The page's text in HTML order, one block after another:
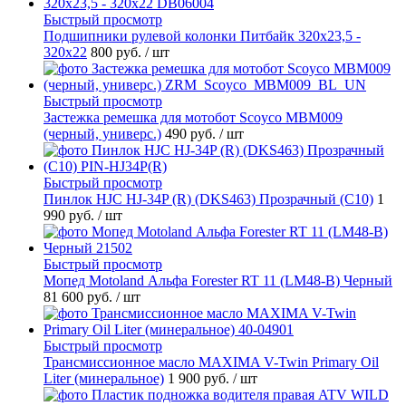
Быстрый просмотр
Подшипники рулевой колонки Питбайк 320x23,5 -
320x22 800 руб. / шт
Быстрый просмотр
Застежка ремешка для мотобот Scoyco MBM009
(черный, универс.) 490 руб. / шт
Быстрый просмотр
Пинлок HJC HJ-34P (R) (DKS463) Прозрачный (C10) 1
990 руб. / шт
Быстрый просмотр
Мопед Motoland Альфа Forester RT 11 (LM48-B) Черный
81 600 руб. / шт
Быстрый просмотр
Трансмиссионное масло MAXIMA V-Twin Primary Oil
Liter (минеральное) 1 900 руб. / шт